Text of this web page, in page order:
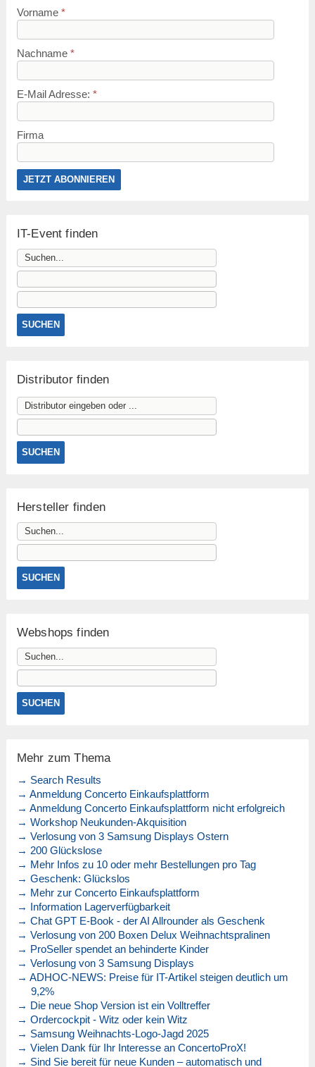
Vorname *
Nachname *
E-Mail Adresse: *
Firma
IT-Event finden
Distributor finden
Hersteller finden
Webshops finden
Mehr zum Thema
→ Search Results
→ Anmeldung Concerto Einkaufsplattform
→ Anmeldung Concerto Einkaufsplattform nicht erfolgreich
→ Workshop Neukunden-Akquisition
→ Verlosung von 3 Samsung Displays Ostern
→ 200 Glückslose
→ Mehr Infos zu 10 oder mehr Bestellungen pro Tag
→ Geschenk: Glückslos
→ Mehr zur Concerto Einkaufsplattform
→ Information Lagerverfügbarkeit
→ Chat GPT E-Book - der AI Allrounder als Geschenk
→ Verlosung von 200 Boxen Delux Weihnachtspralinen
→ ProSeller spendet an behinderte Kinder
→ Verlosung von 3 Samsung Displays
→ ADHOC-NEWS: Preise für IT-Artikel steigen deutlich um
9,2%
→ Die neue Shop Version ist ein Volltreffer
→ Ordercockpit - Witz oder kein Witz
→ Samsung Weihnachts-Logo-Jagd 2025
→ Vielen Dank für Ihr Interesse an ConcertoProX!
→ Sind Sie bereit für neue Kunden – automatisch und